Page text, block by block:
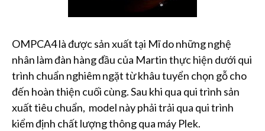
OMPCA4 là được sản xuất tại Mĩ do những nghệ
nhân làm đàn hàng đầu của Martin thực hiện dưới qui
trình chuẩn nghiêm ngặt từ khâu tuyển chọn gỗ cho
đến hoàn thiện cuối cùng. Sau khi qua qui trình sản
xuất tiêu chuẩn, model này phải trải qua qui trình
kiểm định chất lượng thông qua máy Plek.